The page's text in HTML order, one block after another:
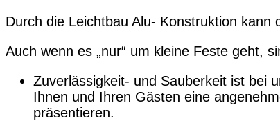
Durch die Leichtbau Alu- Konstruktion kann
Auch wenn es „nur“ um kleine Feste geht,
Zuverlässigkeit- und Sauberkeit ist bei
Ihnen und Ihren Gästen eine
präsentieren.